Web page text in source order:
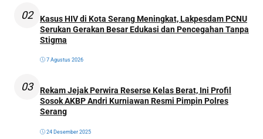
02
Kasus HIV di Kota Serang Meningkat, Lakpesdam PCNU
Serukan Gerakan Besar Edukasi dan Pencegahan Tanpa
Stigma
7 Agustus 2026
03
Rekam Jejak Perwira Reserse Kelas Berat, Ini Profil
Sosok AKBP Andri Kurniawan Resmi Pimpin Polres
Serang
24 Desember 2025